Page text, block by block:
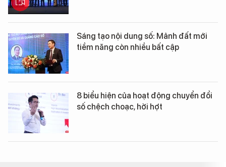
Sáng tạo nội dung số: Mảnh đất mới
tiềm năng còn nhiều bất cập
8 biểu hiện của hoạt động chuyển đổi
số chệch choạc, hời hợt